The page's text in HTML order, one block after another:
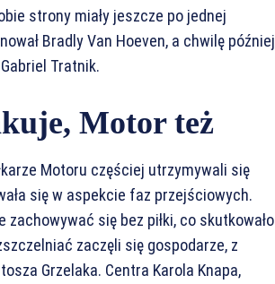
strony miały jeszcze po jednej
Bradly Van Hoeven, a chwilę później
Tratnik.
Motor też
Motoru częściej utrzymywali się
się w aspekcie faz przejściowych.
się bez piłki, co skutkowało
zaczęli się gospodarze, z
Grzelaka. Centra Karola Knapa,